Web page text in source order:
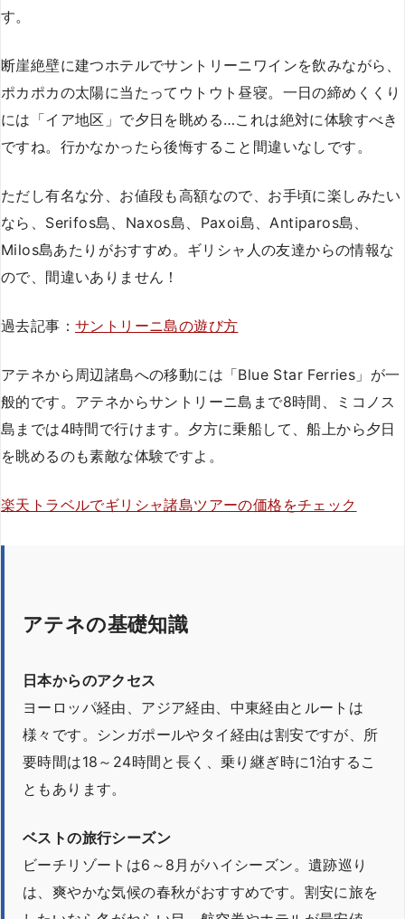
す。
断崖絶壁に建つホテルでサントリーニワインを飲みながら、
ポカポカの太陽に当たってウトウト昼寝。一日の締めくくり
には「イア地区」で夕日を眺める…これは絶対に体験すべき
ですね。行かなかったら後悔すること間違いなしです。
ただし有名な分、お値段も高額なので、お手頃に楽しみたい
なら、Serifos島、Naxos島、Paxoi島、Antiparos島、
Milos島あたりがおすすめ。ギリシャ人の友達からの情報な
ので、間違いありません！
過去記事： サントリーニ島の遊び方
アテネから周辺諸島への移動には「Blue Star Ferries」が一
般的です。アテネからサントリーニ島まで8時間、ミコノス
島までは4時間で行けます。夕方に乗船して、船上から夕日
を眺めるのも素敵な体験ですよ。
楽天トラベルでギリシャ諸島ツアーの価格をチェック
アテネの基礎知識
日本からのアクセス
ヨーロッパ経由、アジア経由、中東経由とルートは
様々です。シンガポールやタイ経由は割安ですが、所
要時間は18～24時間と長く、乗り継ぎ時に1泊するこ
ともあります。
ベストの旅行シーズン
ビーチリゾートは6～8月がハイシーズン。遺跡巡り
は、爽やかな気候の春秋がおすすめです。割安に旅を